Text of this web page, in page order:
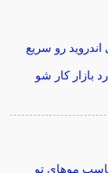
اندروید رو سریع
بازار کار شو
موهای تو